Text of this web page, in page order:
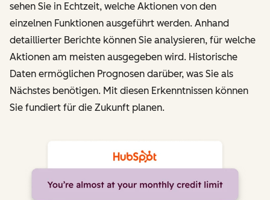
sehen Sie in Echtzeit, welche Aktionen von den
einzelnen Funktionen ausgeführt werden. Anhand
detaillierter Berichte können Sie analysieren, für welche
Aktionen am meisten ausgegeben wird. Historische
Daten ermöglichen Prognosen darüber, was Sie als
Nächstes benötigen. Mit diesen Erkenntnissen können
Sie fundiert für die Zukunft planen.